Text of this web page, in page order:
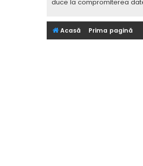
duce la compromiterea
Acasă Prima pagină